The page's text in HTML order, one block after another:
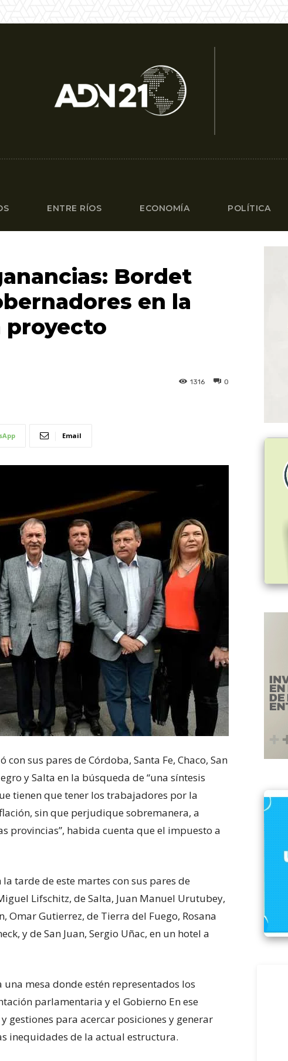
ENTRE RÍOS ECONOMÍA POLÍTICA
Bordet
en la
proyecto
0
1316
Email
sus pares de Córdoba, Santa Fe, Chaco, San
y Salta en la búsqueda de “una síntesis
tienen que tener los trabajadores por la
sin que perjudique sobremanera, a
provincias”, habida cuenta que el impuesto a
tarde de este martes con sus pares de
Lifschitz, de Salta, Juan Manuel Urutubey,
Omar Gutierrez, de Tierra del Fuego, Rosana
y de San Juan, Sergio Uñac, en un hotel a
mesa donde estén representados los
parlamentaria y el Gobierno En ese
gestiones para acercar posiciones y generar
inequidades de la actual estructura.